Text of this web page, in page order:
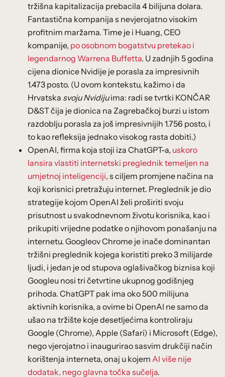
tržišna kapitalizacija prebacila 4 bilijuna dolara.
Fantastična kompanija s nevjerojatno visokim
profitnim maržama. Time je i Huang, CEO
kompanije, po osobnom bogatstvu pretekao i
legendarnog Warrena Buffetta. U zadnjih 5 godina
cijena dionice Nvidije je porasla za impresivnih
1.473 posto. (U ovom kontekstu, kažimo i da
Hrvatska svoju Nvidijuima: radi se tvrtki KONČAR
D&ST čija je dionica na Zagrebačkoj burzi u istom
razdoblju porasla za još impresivnijih 1.756 posto, i
to kao refleksija jednako visokog rasta dobiti.)
OpenAI, firma koja stoji iza ChatGPT-a, uskoro
lansira vlastiti internetski preglednik temeljen na
umjetnoj inteligenciji, s ciljem promjene načina na
koji korisnici pretražuju internet. Preglednik je dio
strategije kojom OpenAI želi proširiti svoju
prisutnost u svakodnevnom životu korisnika, kao i
prikupiti vrijedne podatke o njihovom ponašanju na
internetu. Googleov Chrome je inače dominantan
tržišni preglednik kojega koristiti preko 3 milijarde
ljudi, i jedan je od stupova oglašivačkog biznisa koji
Googleu nosi tri četvrtine ukupnog godišnjeg
prihoda. ChatGPT pak ima oko 500 milijuna
aktivnih korisnika, a ovime bi OpenAI ne samo da
ušao na tržište koje desetljećima kontroliraju
Google (Chrome), Apple (Safari) i Microsoft (Edge),
nego vjerojatno i inaugurirao sasvim drukčiji način
korištenja interneta, onaj u kojem AI više nije
dodatak, nego glavna točka sučelja.